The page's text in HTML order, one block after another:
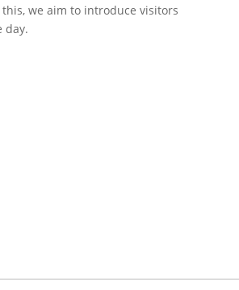
we aim to introduce visitors
day.